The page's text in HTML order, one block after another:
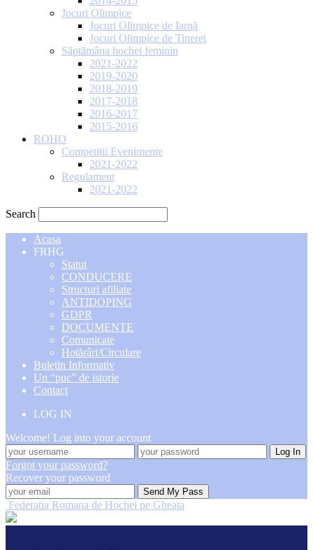
Jocuri Olimpice
Jocuri Olimpice de Iarnă
Jocuri Olimpice de Tineret
Săptămâna hochei feminin
2021-2022
2019-2020
2018-2019
2017-2018
2016-2017
2015-2016
ROHO
Competitii Evenimente
2021-2022
Regulament
2021-2022
Search
Acasa
FRHG
Statut
CONDUCERE
Structuri afiliate
ANTIDOPING
GDPR
DOCUMENTE
Comunicate
Hotărâri/Circulare
Buletin Informativ
Un “puc” de istorie
Contact
LOG IN
Welcome! Log into your account
Forgot your password?
Recover your password
Federatia Romana de Hochei pe Gheata